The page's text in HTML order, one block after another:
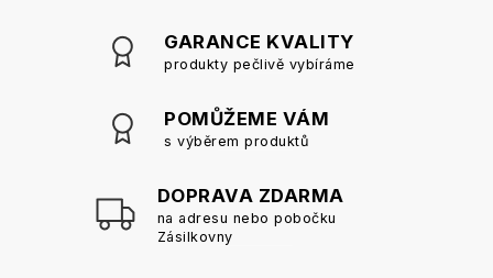
GARANCE KVALITY
produkty pečlivě vybíráme
POMŮŽEME VÁM
s výběrem produktů
DOPRAVA ZDARMA
na adresu nebo pobočku
Zásilkovny